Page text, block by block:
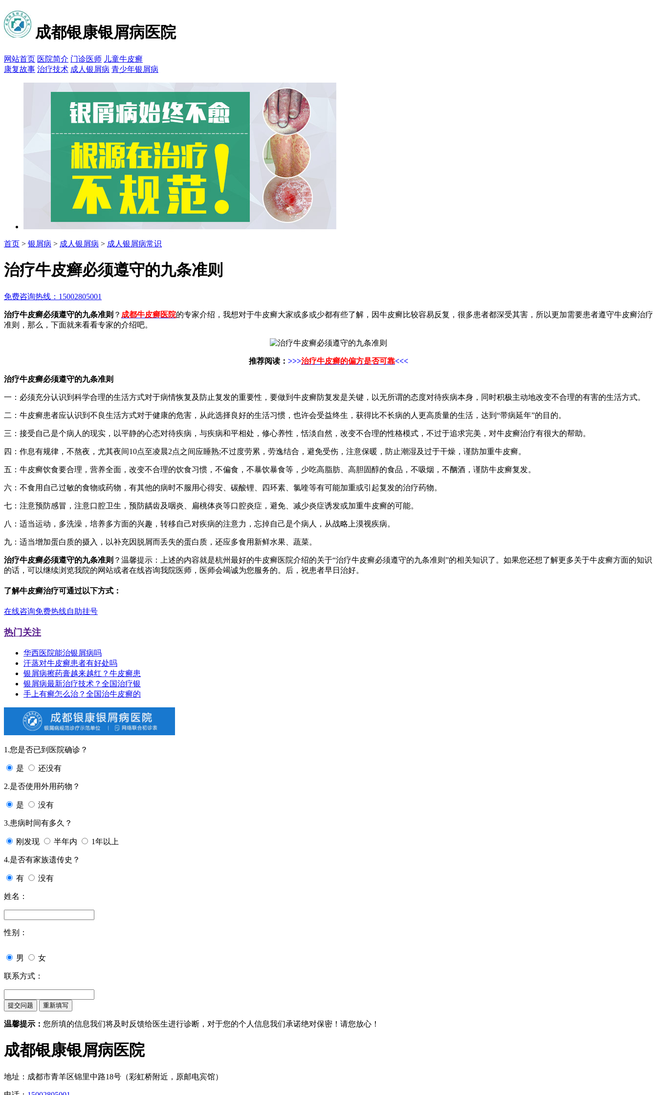
成都银康银屑病医院
网站首页 医院简介 门诊医师 儿童牛皮癣
康复故事 治疗技术 成人银屑病 青少年银屑病
首页 > 银屑病 > 成人银屑病 > 成人银屑病常识
治疗牛皮癣必须遵守的九条准则
免费咨询热线：15002805001
治疗牛皮癣必须遵守的九条准则 ？ 成都牛皮癣医院的专家介绍，我想对于牛皮癣大家或多或少都有些了解，因牛皮癣比较容易反复，很多患者都深受其害，所以更加需要患者遵守牛皮癣治疗
准则，那么，下面就来看看专家的介绍吧。
推荐阅读： >>>治疗牛皮癣的偏方是否可靠<<<
治疗牛皮癣必须遵守的九条准则
一：必须充分认识到科学合理的生活方式对于病情恢复及防止复发的重要性，要做到牛皮癣防复发是关键，以无所谓的态度对待疾病本身，同时积极主动地改变不合理的有害的生活方式。
二：牛皮癣患者应认识到不良生活方式对于健康的危害，从此选择良好的生活习惯，也许会受益终生，获得比不长病的人更高质量的生活，达到“带病延年”的目的。
三：接受自己是个病人的现实，以平静的心态对待疾病，与疾病和平相处，修心养性，恬淡自然，改变不合理的性格模式，不过于追求完美，对牛皮癣治疗有很大的帮助。
四：作息有规律，不熬夜，尤其夜间10点至凌晨2点之间应睡熟;不过度劳累，劳逸结合，避免受伤，注意保暖，防止潮湿及过于干燥，谨防加重牛皮癣。
五：牛皮癣饮食要合理，营养全面，改变不合理的饮食习惯，不偏食，不暴饮暴食等，少吃高脂肪、高胆固醇的食品，不吸烟，不酗酒，谨防牛皮癣复发。
六：不食用自己过敏的食物或药物，有其他的病时不服用心得安、碳酸锂、四环素、氯喹等有可能加重或引起复发的治疗药物。
七：注意预防感冒，注意口腔卫生，预防龋齿及咽炎、扁桃体炎等口腔炎症，避免、减少炎症诱发或加重牛皮癣的可能。
八：适当运动，多洗澡，培养多方面的兴趣，转移自己对疾病的注意力，忘掉自己是个病人，从战略上漠视疾病。
九：适当增加蛋白质的摄入，以补充因脱屑而丢失的蛋白质，还应多食用新鲜水果、蔬菜。
治疗牛皮癣必须遵守的九条准则 ？温馨提示：上述的内容就是杭州最好的牛皮癣医院介绍的关于“治疗牛皮癣必须遵守的九条准则”的相关知识了。如果您还想了解更多关于牛皮癣方面的知识
的话，可以继续浏览我院的网站或者在线咨询我院医师，医师会竭诚为您服务的。后，祝患者早日治好。
了解牛皮癣治疗可通过以下方式：
在线咨询免费热线自助挂号
热门关注
华西医院能治银屑病吗
汗蒸对牛皮癣患者有好处吗
银屑病擦药膏越来越红？牛皮癣患
银屑病最新治疗技术？全国治疗银
手上有癣怎么治？全国治牛皮癣的
1.您是否已到医院确诊？
是 还没有
2.是否使用外用药物？
是 没有
3.患病时间有多久？
刚发现 半年内 1年以上
4.是否有家族遗传史？
有 没有
姓名：
性别：
男 女
联系方式：
温馨提示： 您所填的信息我们将及时反馈给医生进行诊断，对于您的个人信息我们承诺绝对保密！请您放心！
成都银康银屑病医院
地址：成都市青羊区锦里中路18号（彩虹桥附近，原邮电宾馆）